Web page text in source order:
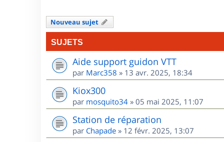
Nouveau sujet
SUJETS
Aide support guidon VTT
par Marc358 » 13 avr. 2025, 18:34
Kiox300
par mosquito34 » 05 mai 2025, 11:07
Station de réparation
par Chapade » 12 févr. 2025, 13:07